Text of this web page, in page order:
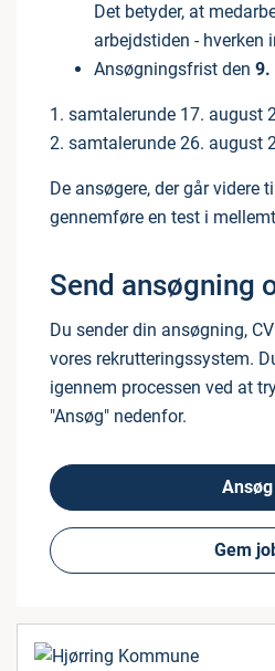
Det betyder, at
arbejdstiden - hverken
Ansøgningsfrist den 9.
1. samtalerunde 17. august
2. samtalerunde 26. august
De ansøgere, der går videre
gennemføre en test i
Send ansøgning
Du sender din ansøgning,
vores rekrutteringssystem.
igennem processen ved at
"Ansøg" nedenfor.
Ansøg
Gem